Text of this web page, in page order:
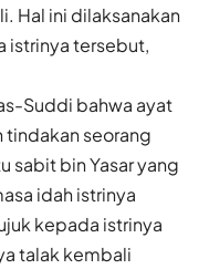
Hal ini dilaksanakan
istrinya tersebut,
Suddi bahwa ayat
tindakan seorang
sabit bin Yasar yang
idah istrinya
kepada istrinya
talak kembali